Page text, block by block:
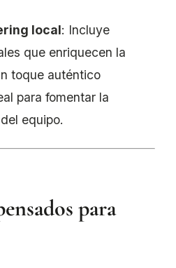
local: Incluye
que enriquecen la
toque auténtico
para fomentar la
equipo.
para